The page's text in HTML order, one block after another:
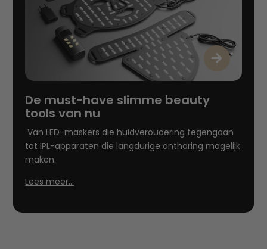

De must-have slimme beauty
tools van nu
Van LED-maskers die huidveroudering tegengaan
tot IPL-apparaten die langdurige ontharing mogelijk
maken.
Lees meer…